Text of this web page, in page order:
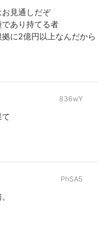
見通しだぞ
あり持てる者
に2億円以上なんだから
836wY
PhSA5